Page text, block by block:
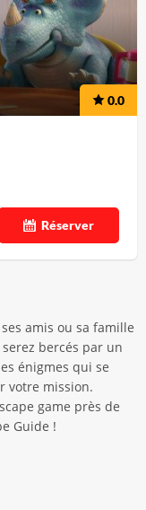
0.0
Réserver
amis ou sa famille
bercés par un
énigmes qui se
votre mission.
game près de
Guide !